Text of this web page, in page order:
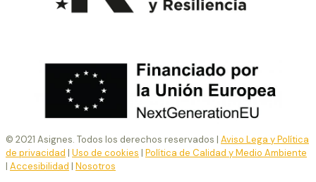
© 2021 Asignes. Todos los derechos reservados | Aviso Lega y Política
de privacidad | Uso de cookies | Política de Calidad y Medio Ambiente
| Accesibilidad | Nosotros